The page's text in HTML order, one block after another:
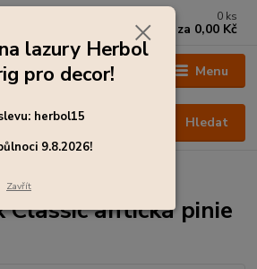
Menu
Hledat
0 ks
za 0,00 Kč
Classic antická pinie
lazury Herbol
pro decor!
herbol15
9.8.2026!
Zavřít